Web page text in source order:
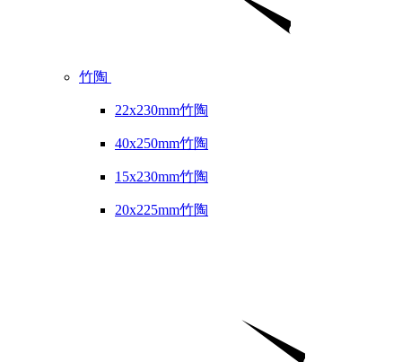
竹陶
22x230mm竹陶
40x250mm竹陶
15x230mm竹陶
20x225mm竹陶